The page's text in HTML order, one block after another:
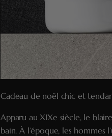
Cadeau de noël chic et
Apparu au XIXe siècle, le
bain. À l’époque, les